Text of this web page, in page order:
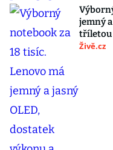
jemný
tříletou
Živě.cz